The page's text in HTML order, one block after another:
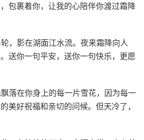
包裹着你，让我的心陪伴你渡过霜降
，影在湖面江水流。夜来霜降向人
送你一句平安，送你一句快乐，更愿
落在你身上的每一片雪花，因为每一
美好祝福和亲切的问候。但天冷了，